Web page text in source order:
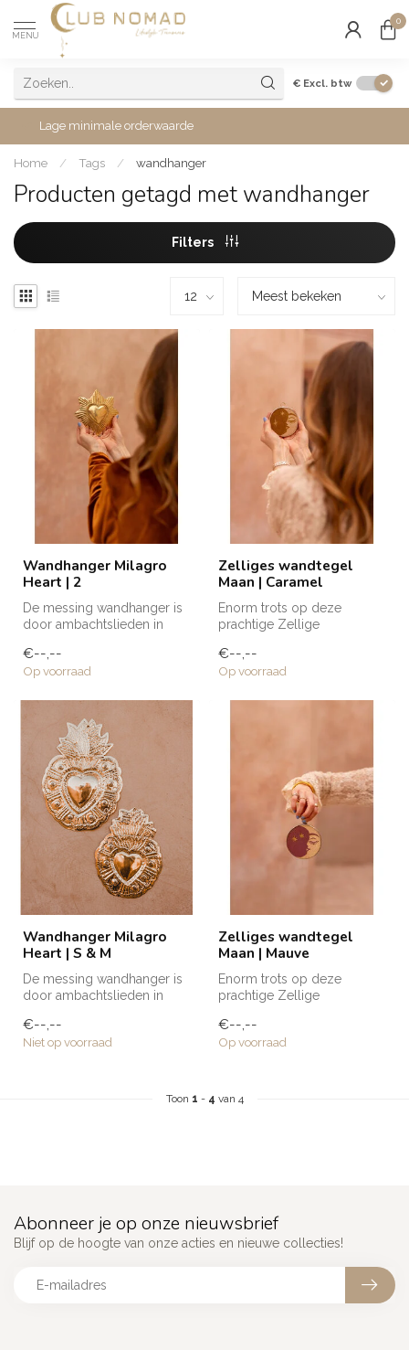
MENU
0
€ Excl. btw
Lage minimale orderwaarde
Home / Tags / wandhanger
Producten getagd met wandhanger
Filters
Wandhanger Milagro
Heart | 2
De messing wandhanger is
door ambachtslieden in
vervaardigd....
€--,--
Op voorraad
Zelliges wandtegel
Maan | Caramel
Enorm trots op deze
prachtige Zellige
eigen ontwerp zij...
€--,--
Op voorraad
Wandhanger Milagro
Heart | S & M
De messing wandhanger is
door ambachtslieden in
vervaardigd....
€--,--
Niet op voorraad
Zelliges wandtegel
Maan | Mauve
Enorm trots op deze
prachtige Zellige
eigen ontwerp zij...
€--,--
Op voorraad
Toon 1 - 4 van 4
Abonneer je op onze nieuwsbrief
Blijf op de hoogte van onze acties en nieuwe collecties!